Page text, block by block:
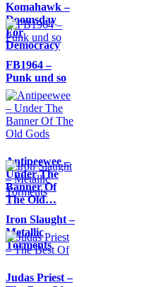
Komahawk –
Doomsday
For
Democracy
FB1964 –
Punk und so
Antipeewee –
Under The
Banner Of
The Old…
Iron Slaught –
Metallic
Torments
Judas Priest –